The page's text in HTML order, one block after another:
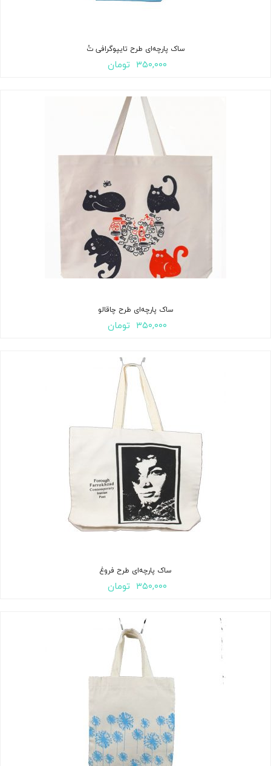
ساک پارچه‌ای طرح تایپوگرافی تُ
۳۵۰,۰۰۰ تومان
ساک پارچه‌ای طرح چاقالو
۳۵۰,۰۰۰ تومان
ساک پارچه‌ای طرح فروغ
۳۵۰,۰۰۰ تومان